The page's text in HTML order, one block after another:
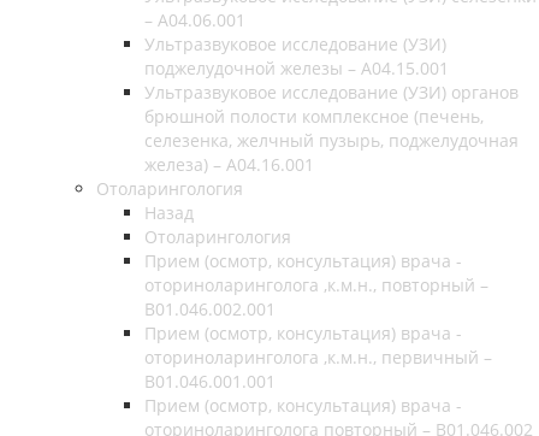
– A04.06.001
Ультразвуковое исследование (УЗИ)
поджелудочной железы – A04.15.001
Ультразвуковое исследование (УЗИ) органов
брюшной полости комплексное (печень,
селезенка, желчный пузырь, поджелудочная
железа) – A04.16.001
Отоларингология
Назад
Отоларингология
Прием (осмотр, консультация) врача -
оториноларинголога ,к.м.н., повторный –
B01.046.002.001
Прием (осмотр, консультация) врача -
оториноларинголога ,к.м.н., первичный –
B01.046.001.001
Прием (осмотр, консультация) врача -
оториноларинголога повторный – B01.046.002